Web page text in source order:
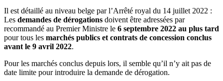
Il est détaillé au niveau belge par l’Arrêté royal du 14 juillet 2022 :
Les demandes de dérogations doivent être adressées par
recommandé au Premier Ministre le 6 septembre 2022 au plus tard
pour tous les marchés publics et contrats de concession conclus
avant le 9 avril 2022.
Pour les marchés conclus depuis lors, il semble qu’il n’y ait pas de
date limite pour introduire la demande de dérogation.